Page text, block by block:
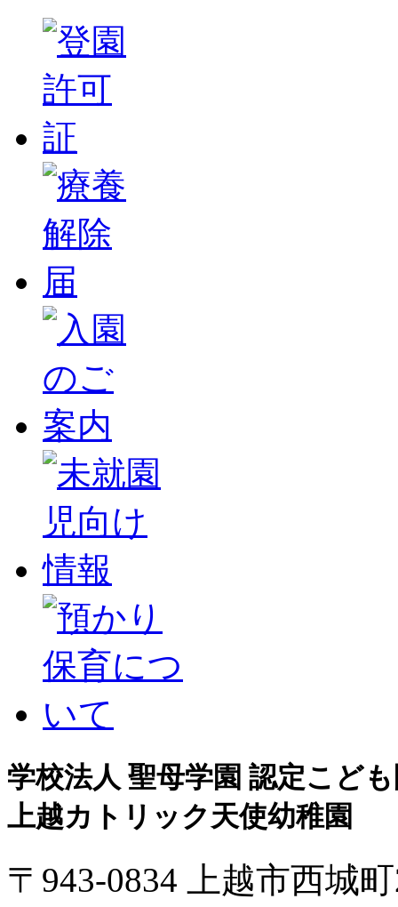
学校法人 聖母学園 認定こど
上越カトリック天使幼稚園
〒943-0834 上越市西城